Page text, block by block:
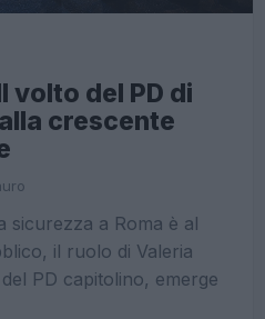
volto del PD di
crescente
sicurezza a Roma è al
il ruolo di Valeria
PD capitolino, emerge